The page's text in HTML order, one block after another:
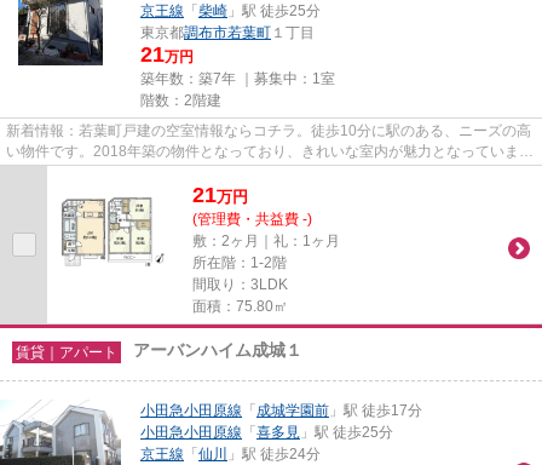
京王線 「柴崎 」駅 徒歩25分
東京都調布市若葉町 １丁目
21万円
築年数：築7年 ｜募集中： 1室
階数：2階建
新着情報：若葉町戸建の空室情報ならコチラ。徒歩10分に駅のある、ニーズの高
い物件です。2018年築の物件となっており、きれいな室内が魅力となっていま
す。こちらの物件では初期費用...
21万円
(管理費・共益費 -)
敷：2ヶ月｜礼：1ヶ月
所在階：1-2階
間取り：3LDK
面積：75.80㎡
賃貸｜アパート アーバンハイム成城１
小田急小田原線 「成城学園前 」駅 徒歩17分
小田急小田原線 「喜多見 」駅 徒歩25分
京王線 「仙川
」駅 徒歩24分